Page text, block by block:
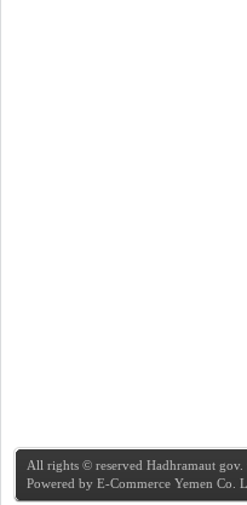
All rights © reserved Hadhramaut gov.
Powered by E-Commerce Yemen Co.